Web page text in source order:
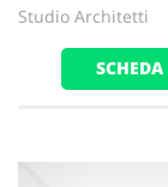
Studio Architetti